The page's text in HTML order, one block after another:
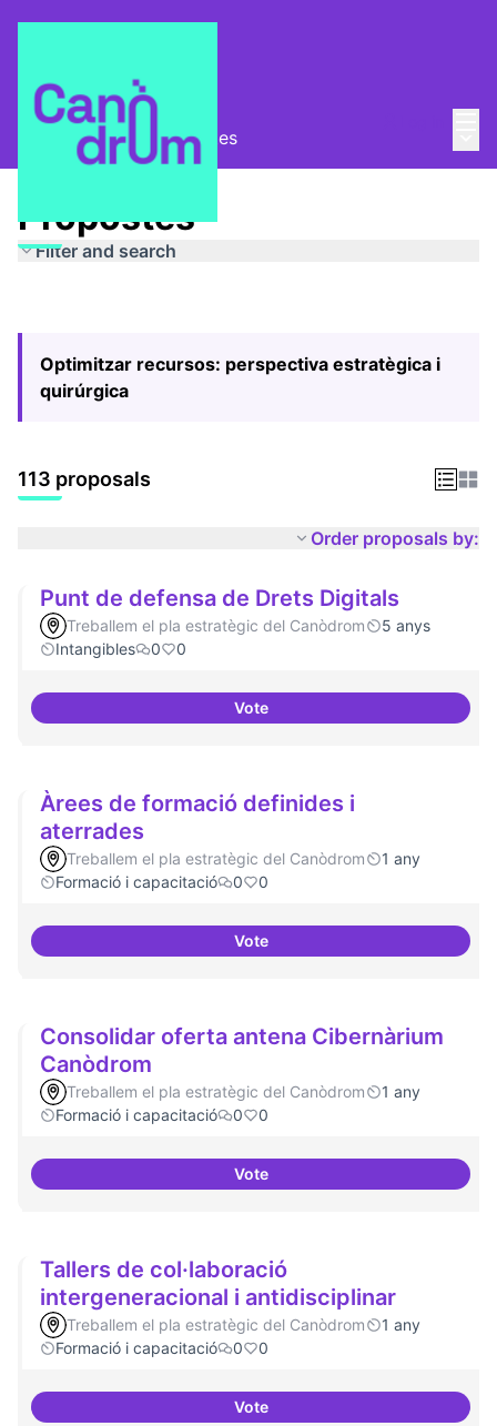
Pla Estratègic Propostes
Propostes
Filter and search
Optimitzar recursos: perspectiva estratègica i
quirúrgica
113 proposals
Order proposals by:
Punt de defensa de Drets Digitals
Treballem el pla estratègic del Canòdrom
5 anys
Intangibles
0 0
VotePunt de defensa de Drets
Àrees de formació definides i
aterrades
Treballem el pla estratègic del Canòdrom
1 any
Formació i capacitació
0 0
VoteÀrees de formació definides i
Consolidar oferta antena Cibernàrium
Canòdrom
Treballem el pla estratègic del Canòdrom
1 any
Formació i capacitació
0 0
VoteConsolidar oferta antena
Tallers de col·laboració
intergeneracional i antidisciplinar
Treballem el pla estratègic del Canòdrom
1 any
Formació i capacitació
0 0
VoteTallers de col·laboració